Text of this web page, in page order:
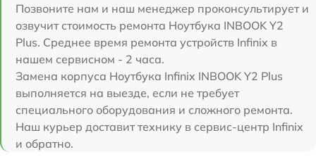
Позвоните нам и наш менеджер проконсультирует и
озвучит стоимость ремонта Ноутбука INBOOK Y2
Plus. Среднее время ремонта устройств Infinix в
нашем сервисном - 2 часа.
Замена корпуса Ноутбука Infinix INBOOK Y2 Plus
выполняется на выезде, если не требует
специального оборудования и сложного ремонта.
Наш курьер доставит технику в сервис-центр Infinix
и обратно.